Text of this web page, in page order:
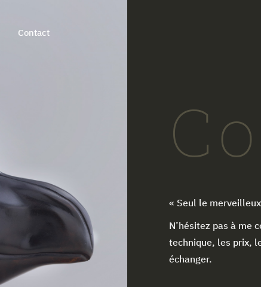
Contact
« Seul le
N’hésitez pas à me
technique, les prix,
échanger.